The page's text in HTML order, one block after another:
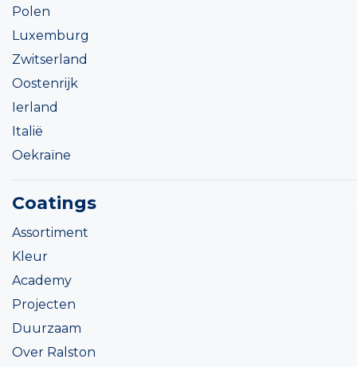
Polen
Luxemburg
Zwitserland
Oostenrijk
Ierland
Italië
Oekraïne
Coatings
Assortiment
Kleur
Academy
Projecten
Duurzaam
Over Ralston